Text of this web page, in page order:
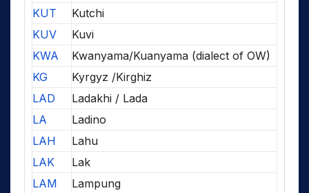
KUT
Kutchi
KUV
Kuvi
KWA
Kwanyama/Kuanyama (dialect of OW)
KG
Kyrgyz /Kirghiz
LAD
Ladakhi / Lada
LA
Ladino
LAH
Lahu
LAK
Lak
LAM
Lampung